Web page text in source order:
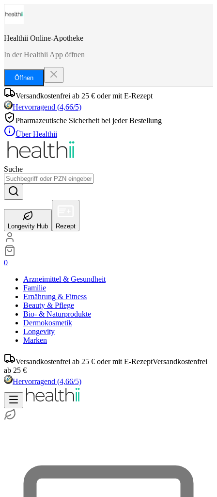
Healthii Online-Apotheke
In der Healthii App öffnen
Öffnen
Versandkostenfrei ab 25 € oder mit E-Rezept
Hervorragend (4,66/5)
Pharmazeutische Sicherheit bei jeder Bestellung
Über Healthii
Suche
Longevity Hub Rezept
0
Arzneimittel & Gesundheit
Familie
Ernährung & Fitness
Beauty & Pflege
Bio- & Naturprodukte
Dermokosmetik
Longevity
Marken
Versandkostenfrei ab 25 € oder mit E-RezeptVersandkostenfrei
ab 25 €
Hervorragend (4,66/5)